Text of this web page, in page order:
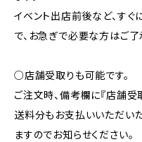
イベント出店前後など、す
で、お急ぎで必要な方はご了
○店舗受取りも可能です。
ご注文時、備考欄に『店舗受
送料分もお支払いいただい
ますのでお知らせください。